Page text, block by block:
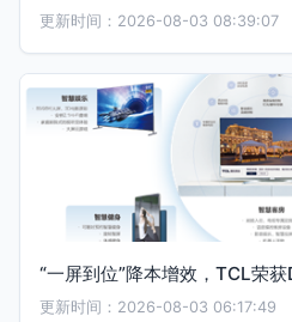
更新时间：2026-08-03 08:39:07
“一屏到位”降本增效，TCL荣
更新时间：2026-08-03 06:17:49